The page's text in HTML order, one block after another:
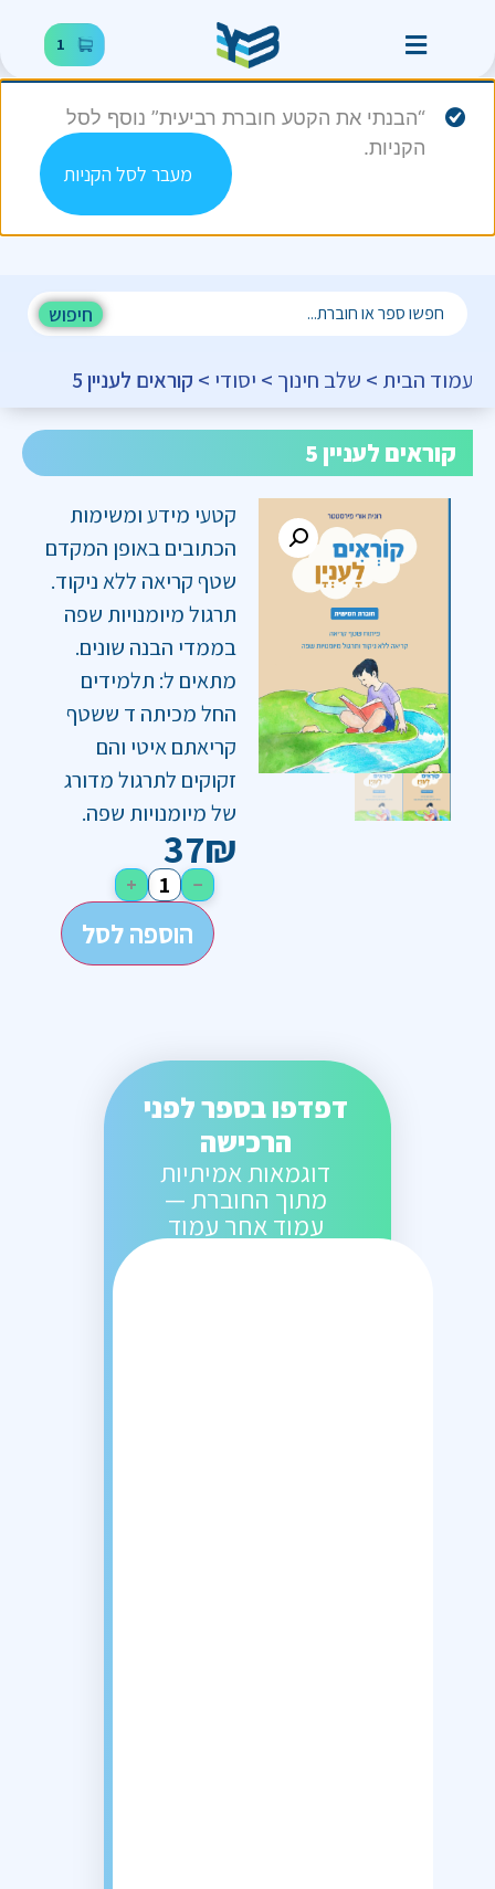
1
“הבנתי את הקטע חוברת רביעית” נוסף לסל
הקניות.
מעבר לסל הקניות
חיפוש
עמוד הבית > שלב חינוך > יסודי > קוראים לעניין 5
קוראים לעניין 5
קטעי מידע ומשימות
הכתובים באופן המקדם
שטף קריאה ללא ניקוד.
תרגול מיומנויות שפה
בממדי הבנה שונים.
מתאים ל: תלמידים
החל מכיתה ד ששטף
קריאתם איטי והם
זקוקים לתרגול מדורג
של מיומנויות שפה.
37₪
−
+
הוספה לסל
דפדפו בספר לפני
הרכישה
דוגמאות אמיתיות
מתוך החוברת —
עמוד אחר עמוד